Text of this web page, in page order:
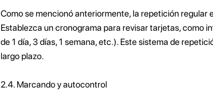
Como se mencionó anteriormente, la repetición
Establezca un cronograma para revisar tarjetas, como
de 1 día, 3 días, 1 semana, etc.). Este sistema de
largo plazo.
2.4. Marcando y autocontrol